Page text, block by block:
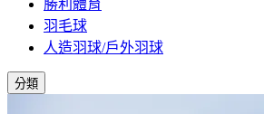
勝利體育
羽毛球
人造羽球/戶外羽球
分類